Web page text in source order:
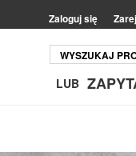
Zaloguj się
LUB